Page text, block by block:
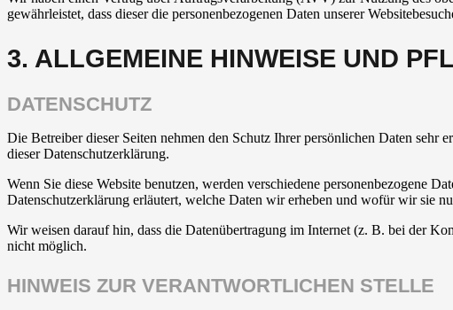
gewährleistet, dass dieser die personenbezogenen Daten unserer
3. ALLGEMEINE HINWEISE UND
DATENSCHUTZ
Die Betreiber dieser Seiten nehmen den Schutz Ihrer persönlichen Daten sehr
dieser Datenschutzerklärung.
Wenn Sie diese Website benutzen, werden verschiedene personenbezogene
Datenschutzerklärung erläutert, welche Daten wir erheben und wofür wir sie
Wir weisen darauf hin, dass die Datenübertragung im Internet (z. B. bei der
nicht möglich.
HINWEIS ZUR VERANTWORTLICHEN STELLE